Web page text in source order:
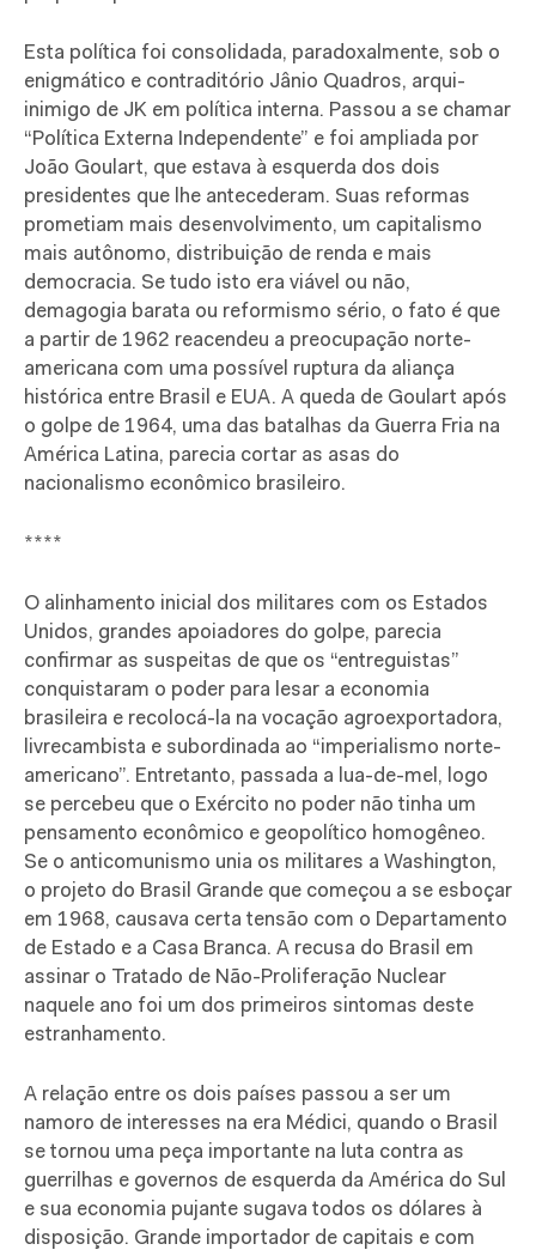
Esta política foi consolidada, paradoxalmente, sob o
enigmático e contraditório Jânio Quadros, arqui-
inimigo de JK em política interna. Passou a se chamar
“Política Externa Independente” e foi ampliada por
João Goulart, que estava à esquerda dos dois
presidentes que lhe antecederam. Suas reformas
prometiam mais desenvolvimento, um capitalismo
mais autônomo, distribuição de renda e mais
democracia. Se tudo isto era viável ou não,
demagogia barata ou reformismo sério, o fato é que
a partir de 1962 reacendeu a preocupação norte-
americana com uma possível ruptura da aliança
histórica entre Brasil e EUA. A queda de Goulart após
o golpe de 1964, uma das batalhas da Guerra Fria na
América Latina, parecia cortar as asas do
nacionalismo econômico brasileiro.
****
O alinhamento inicial dos militares com os Estados
Unidos, grandes apoiadores do golpe, parecia
confirmar as suspeitas de que os “entreguistas”
conquistaram o poder para lesar a economia
brasileira e recolocá-la na vocação agroexportadora,
livrecambista e subordinada ao “imperialismo norte-
americano”. Entretanto, passada a lua-de-mel, logo
se percebeu que o Exército no poder não tinha um
pensamento econômico e geopolítico homogêneo.
Se o anticomunismo unia os militares a Washington,
o projeto do Brasil Grande que começou a se esboçar
em 1968, causava certa tensão com o Departamento
de Estado e a Casa Branca. A recusa do Brasil em
assinar o Tratado de Não-Proliferação Nuclear
naquele ano foi um dos primeiros sintomas deste
estranhamento.
A relação entre os dois países passou a ser um
namoro de interesses na era Médici, quando o Brasil
se tornou uma peça importante na luta contra as
guerrilhas e governos de esquerda da América do Sul
e sua economia pujante sugava todos os dólares à
disposição. Grande importador de capitais e com